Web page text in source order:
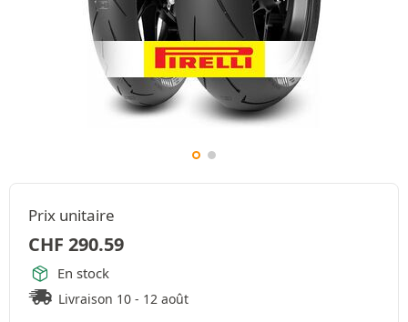
Prix unitaire
CHF 290.59
En stock
Livraison 10 - 12 août